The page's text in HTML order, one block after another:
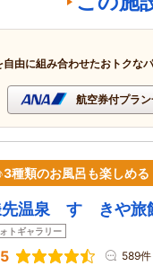
由に組み合わせたおトクな
航空券付プラ
種類のお風呂も楽しめる
温泉 すゞきや旅
トギャラリー
589件